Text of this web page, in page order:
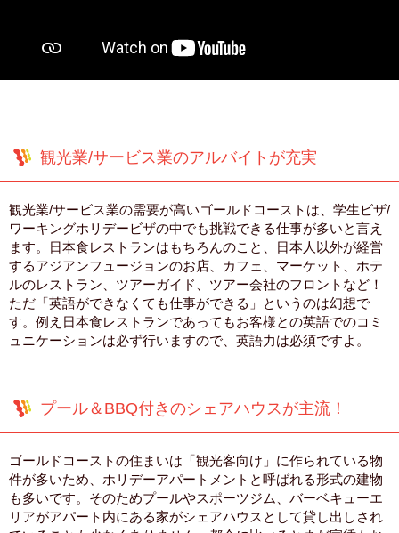
観光業/サービス業のアルバイトが充実
観光業/サービス業の需要が高いゴールドコーストは、学生ビザ/
ワーキングホリデービザの中でも挑戦できる仕事が多いと言え
ます。日本食レストランはもちろんのこと、日本人以外が経営
するアジアンフュージョンのお店、カフェ、マーケット、ホテ
ルのレストラン、ツアーガイド、ツアー会社のフロントなど！
ただ「英語ができなくても仕事ができる」というのは幻想で
す。例え日本食レストランであってもお客様との英語でのコミ
ュニケーションは必ず行いますので、英語力は必須ですよ。
プール＆BBQ付きのシェアハウスが主流！
ゴールドコーストの住まいは「観光客向け」に作られている物
件が多いため、ホリデーアパートメントと呼ばれる形式の建物
も多いです。そのためプールやスポーツジム、バーベキューエ
リアがアパート内にある家がシェアハウスとして貸し出しされ